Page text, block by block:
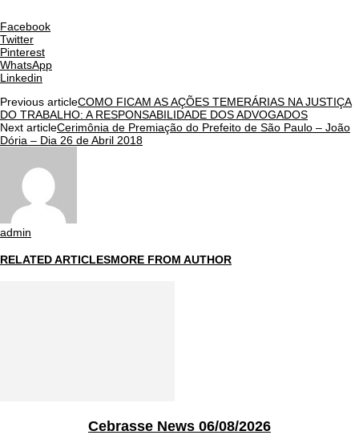
Facebook
Twitter
Pinterest
WhatsApp
Linkedin
Previous articleCOMO FICAM AS AÇÕES TEMERÁRIAS NA JUSTIÇA
DO TRABALHO: A RESPONSABILIDADE DOS ADVOGADOS
Next articleCerimônia de Premiação do Prefeito de São Paulo – João
Dória – Dia 26 de Abril 2018
admin
RELATED ARTICLESMORE FROM AUTHOR
Cebrasse News 06/08/2026